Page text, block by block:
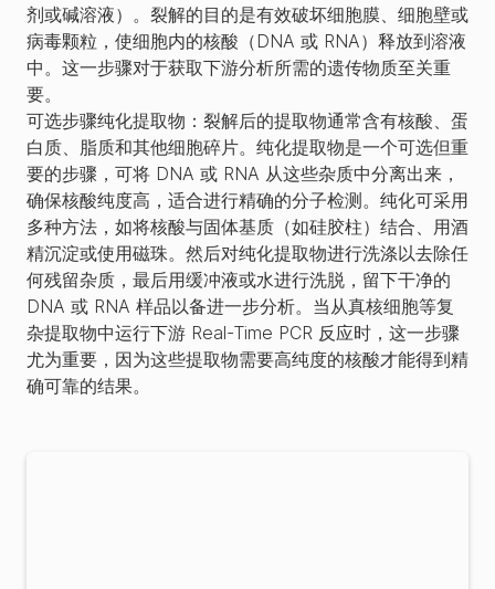
剂或碱溶液）。裂解的目的是有效破坏细胞膜、细胞壁或
病毒颗粒，使细胞内的核酸（DNA 或 RNA）释放到溶液
中。这一步骤对于获取下游分析所需的遗传物质至关重
要。
可选步骤纯化提取物： 裂解后的提取物通常含有核酸、蛋
白质、脂质和其他细胞碎片。纯化提取物是一个可选但重
要的步骤，可将 DNA 或 RNA 从这些杂质中分离出来，
确保核酸纯度高，适合进行精确的分子检测。纯化可采用
多种方法，如将核酸与固体基质（如硅胶柱）结合、用酒
精沉淀或使用磁珠。然后对纯化提取物进行洗涤以去除任
何残留杂质，最后用缓冲液或水进行洗脱，留下干净的
DNA 或 RNA 样品以备进一步分析。当从真核细胞等复
杂提取物中运行下游 Real-Time PCR 反应时，这一步骤
尤为重要，因为这些提取物需要高纯度的核酸才能得到精
确可靠的结果。